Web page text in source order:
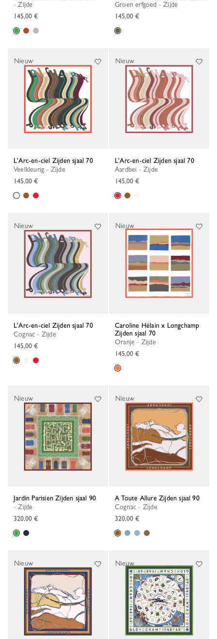
- Zijde
145,00 €
Groen erfgoed - Zijde
145,00 €
L'Arc-en-ciel Zijden sjaal 70
Veelkleurig - Zijde
145,00 €
Nieuw
L'Arc-en-ciel Zijden sjaal 70
Aardbei - Zijde
145,00 €
Nieuw
L'Arc-en-ciel Zijden sjaal 70
Cognac - Zijde
145,00 €
Nieuw
Caroline Hélain x Longchamp
Zijden sjaal 70
Oranje - Zijde
145,00 €
Nieuw
Jardin Parisien Zijden sjaal 90
- Zijde
320,00 €
Nieuw
A Toute Allure Zijden sjaal 90
Cognac - Zijde
320,00 €
Nieuw
Nieuw Nieuw